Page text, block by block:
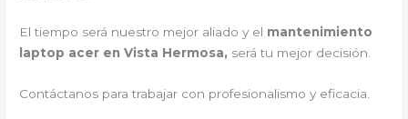
El tiempo será nuestro mejor aliado y el mantenimiento
laptop acer en Vista Hermosa, será tu mejor decisión.
Contáctanos para trabajar con profesionalismo y eficacia.